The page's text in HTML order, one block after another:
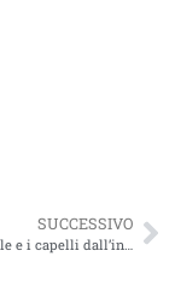
SUCCESSIVO